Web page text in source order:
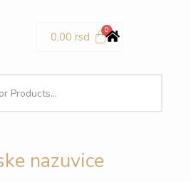
0,00rsd
nazuvice